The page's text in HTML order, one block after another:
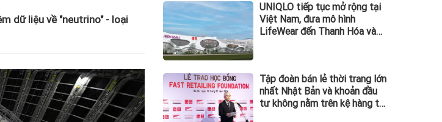
dữ liệu về "neutrino" - loại
Máy dò vũ
quan sát
UNIQLO tiếp tục mở rộng tại
Việt Nam, đưa mô hình
LifeWear đến Thanh Hóa và
Tập đoàn bán lẻ thời trang lớn
nhất Nhật Bản và khoản đầu
tư không nằm trên kệ hàng tại